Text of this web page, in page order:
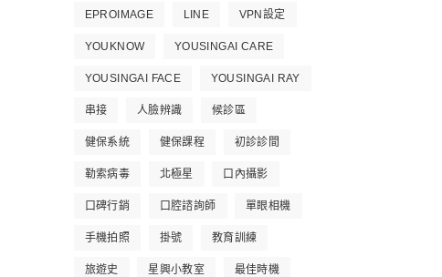
EPROIMAGE LINE VPN設定
YOUKNOW YOUSINGAI CARE
YOUSINGAI FACE YOUSINGAI RAY
串接 人臉辨識 候診區
健保系統 健保課程 初診診間
勒索病毒 北極星 口內攝影
口碑行銷 口腔諮詢師 單眼相機
手機拍照 掛號 教育訓練
旅遊史 星興小教室 最佳時機